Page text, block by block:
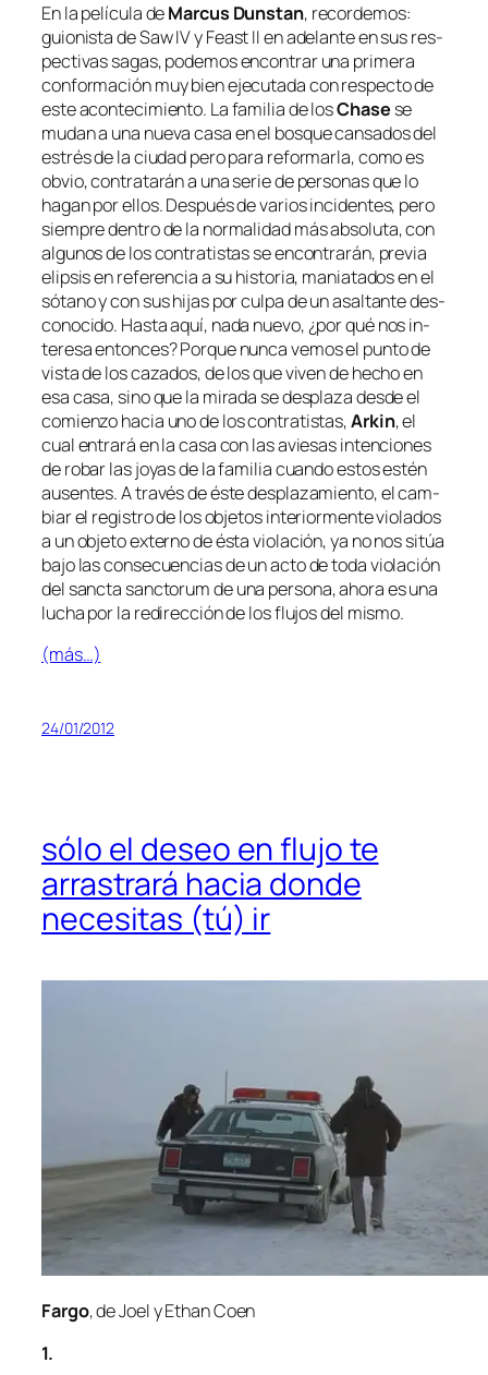
En la pe­lí­cu­la deMarcus Dunstan, re­cor­de­mos:
guio­nis­ta deSaw IVyFeast IIen ade­lan­te en sus res­
pec­ti­vas sa­gas, po­de­mos en­con­trar una pri­me­ra
con­for­ma­ción muy bien eje­cu­ta­da con res­pec­to de
es­te acon­te­ci­mien­to. La fa­mi­lia de losChase se
mu­dan a una nue­va ca­sa en el bos­que can­sa­dos del
es­trés de la ciu­dad pe­ro pa­ra re­for­mar­la, co­mo es
ob­vio, con­tra­ta­rán a una se­rie de per­so­nas que lo
ha­gan por ellos. Después de va­rios in­ci­den­tes, pe­ro
siem­pre den­tro de la nor­ma­li­dad más ab­so­lu­ta, con
al­gu­nos de los con­tra­tis­tas se en­con­tra­rán, pre­via
elip­sis en re­fe­ren­cia a su his­to­ria, ma­nia­ta­dos en el
só­tano y con sus hi­jas por cul­pa de un asal­tan­te des­
co­no­ci­do. Hasta aquí, na­da nue­vo, ¿por qué nos in­
tere­sa en­ton­ces? Porque nun­ca ve­mos el pun­to de
vis­ta de los ca­za­dos, de los que vi­ven de he­cho en
esa ca­sa, sino que la mi­ra­da se des­pla­za des­de el
co­mien­zo ha­cia uno de los con­tra­tis­tas,Arkin, el
cual en­tra­rá en la ca­sa con las avie­sas in­ten­cio­nes
de ro­bar las jo­yas de la fa­mi­lia cuan­do es­tos es­tén
au­sen­tes. A tra­vés de és­te des­pla­za­mien­to, el cam­
biar el re­gis­tro de los ob­je­tosin­te­rior­men­te vio­la­dos
a un ob­je­to ex­terno de és­ta vio­la­ción, ya no nos si­túa
ba­jo las con­se­cuen­cias de un ac­to de to­da vio­la­ción
del sanc­ta sanc­to­rumde una per­so­na, aho­ra es una
lu­cha por la re­di­rec­ción de los flu­jos del mismo.
(más…)
24/01/2012
sólo el deseo en flujo te
arrastrará hacia donde
necesitas (tú) ir
Fargo, de Joel y Ethan Coen
1.